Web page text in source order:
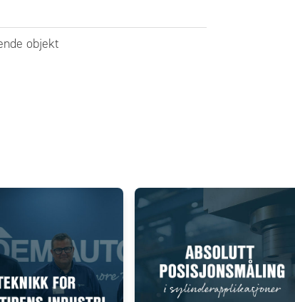
blinker.
Hold inn den grønne
knappen i 5 s.
Når Long eller H-SP vises
så slipp knappen.
objekt